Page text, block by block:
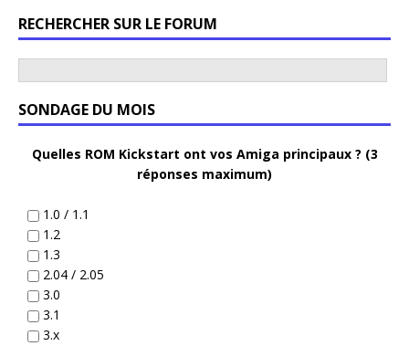
RECHERCHER SUR LE FORUM
SONDAGE DU MOIS
Quelles ROM Kickstart ont vos Amiga principaux ? (3
réponses maximum)
1.0 / 1.1
1.2
1.3
2.04 / 2.05
3.0
3.1
3.x